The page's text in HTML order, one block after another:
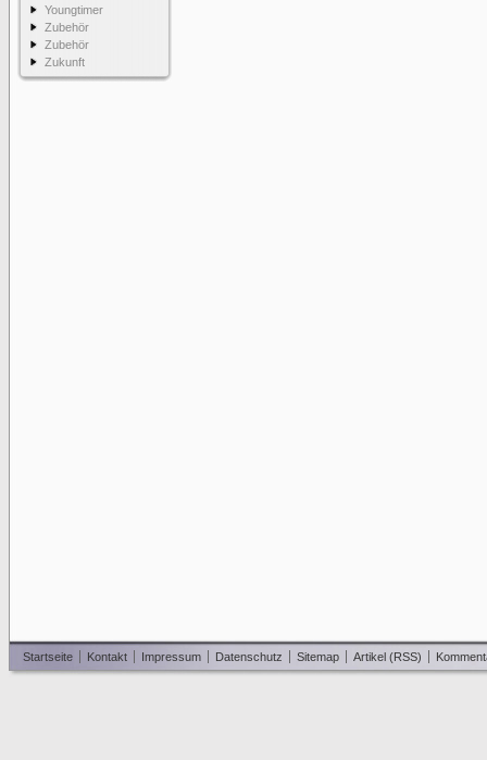
Youngtimer
Zubehör
Zubehör
Zukunft
Startseite Kontakt Impressum Datenschutz Sitemap Artikel (RSS)